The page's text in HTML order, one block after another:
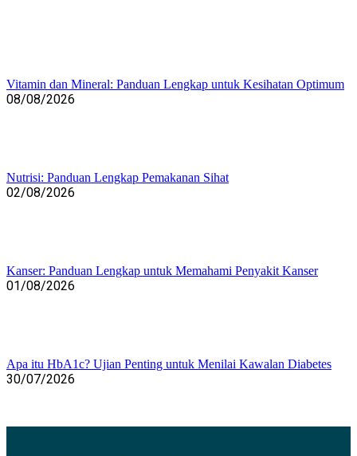
Vitamin dan Mineral: Panduan Lengkap untuk Kesihatan Optimum
08/08/2026
Nutrisi: Panduan Lengkap Pemakanan Sihat
02/08/2026
Kanser: Panduan Lengkap untuk Memahami Penyakit Kanser
01/08/2026
Apa itu HbA1c? Ujian Penting untuk Menilai Kawalan Diabetes
30/07/2026